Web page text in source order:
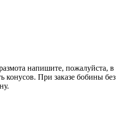
напишите, пожалуйста, в
конусов. При заказе бобины без